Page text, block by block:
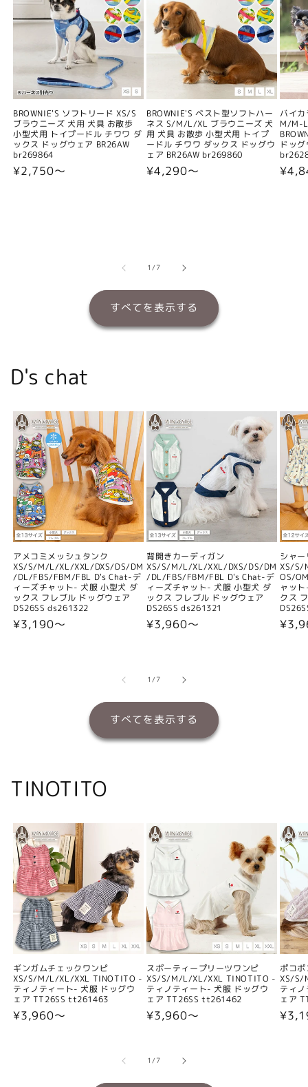
BROWNIE'S ソフトリード XS/S
ブラウニーズ 犬用 犬具 お散歩
小型犬用 トイプードル チワワ ダ
ックス ドッグウェア BR26AW
br269864
通
¥2,750〜
BROWNIE'S ベスト型ソフトハー
ネス S/M/L/XL ブラウニーズ 犬
用 犬具 お散歩 小型犬用 トイプ
ードル チワワ ダックス ドッグウ
ェア BR26AW br269860
通
¥4,290〜
バイ
M/M-
ドッ
通
1/の
7
すべてを表示する
D's chat
アメコミメッシュタンク
XS/S/M/L/XL/XXL/DXS/DS/DM
/DL/FBS/FBM/FBL D's Chat-デ
ィーズチャット- 犬服 小型犬 ダ
ックス フレブル ドッグウェア
DS26SS ds261322
通
¥3,190〜
背開きカーディガン
XS/S/M/L/XL/XXL/DXS/DS/DM
/DL/FBS/FBM/FBL D's Chat-デ
ィーズチャット- 犬服 小型犬 ダ
ックス フレブル ドッグウェア
DS26SS ds261321
通
¥3,960〜
シャ
XS/
OS/
ャッ
クス
通
1/の
7
すべてを表示する
TINOTITO
ギンガムチェックワンピ
XS/S/M/L/XL/XXL TINOTITO -
ティノティート- 犬服 ドッグウ
ェア TT26SS tt261463
通
¥3,960〜
スポーティープリーツワンピ
XS/S/M/L/XL/XXL TINOTITO -
ティノティート- 犬服 ドッグウ
ェア TT26SS tt261462
通
格
¥3,960〜
ポコ
XS/S/
ティ
ェア
通
1/の
7